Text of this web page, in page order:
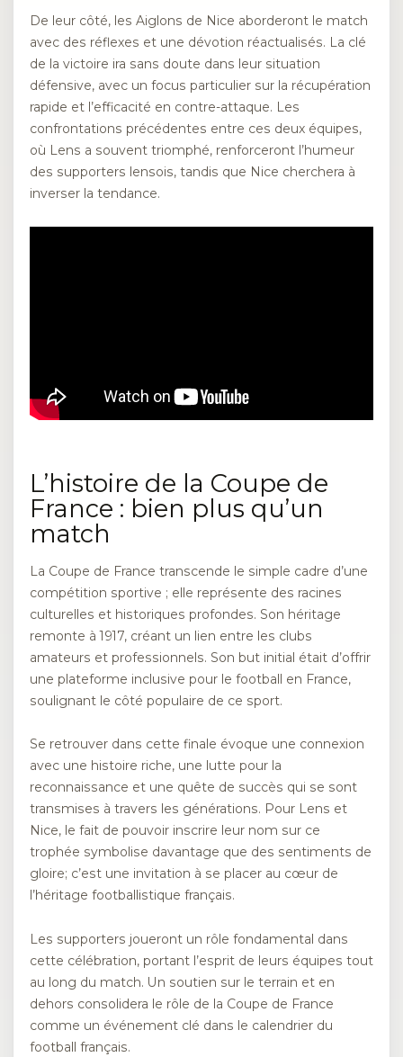
De leur côté, les Aiglons de Nice aborderont le match
avec des réflexes et une dévotion réactualisés. La clé
de la victoire ira sans doute dans leur situation
défensive, avec un focus particulier sur la récupération
rapide et l’efficacité en contre-attaque. Les
confrontations précédentes entre ces deux équipes,
où Lens a souvent triomphé, renforceront l’humeur
des supporters lensois, tandis que Nice cherchera à
inverser la tendance.
L’histoire de la Coupe de
France : bien plus qu’un
match
La Coupe de France transcende le simple cadre d’une
compétition sportive ; elle représente des racines
culturelles et historiques profondes. Son héritage
remonte à 1917, créant un lien entre les clubs
amateurs et professionnels. Son but initial était d’offrir
une plateforme inclusive pour le football en France,
soulignant le côté populaire de ce sport.
Se retrouver dans cette finale évoque une connexion
avec une histoire riche, une lutte pour la
reconnaissance et une quête de succès qui se sont
transmises à travers les générations. Pour Lens et
Nice, le fait de pouvoir inscrire leur nom sur ce
trophée symbolise davantage que des sentiments de
gloire; c’est une invitation à se placer au cœur de
l’héritage footballistique français.
Les supporters joueront un rôle fondamental dans
cette célébration, portant l’esprit de leurs équipes tout
au long du match. Un soutien sur le terrain et en
dehors consolidera le rôle de la Coupe de France
comme un événement clé dans le calendrier du
football français.